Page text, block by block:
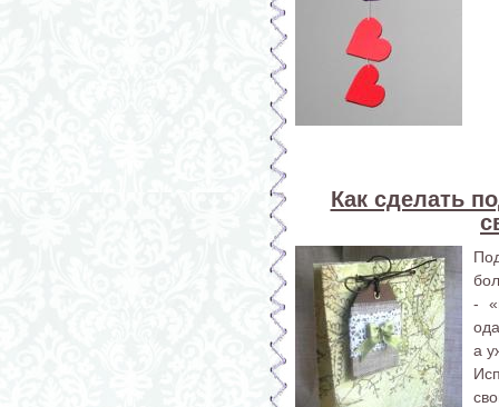
Как сделать
-
а